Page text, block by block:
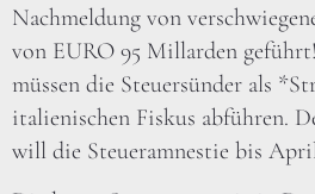
Nachmeldung von
von EURO 95 Millarden
müssen die Steuersünder als
italienischen Fiskus abführen.
will die Steueramnestie bis